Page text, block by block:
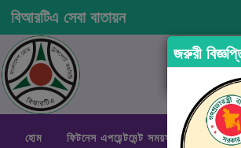
বিআরটিএ সেবা বাতায়ন
হোম ফিটনেস এপয়েন্টমেন্ট সময়সূচী রাইড
জরুরী